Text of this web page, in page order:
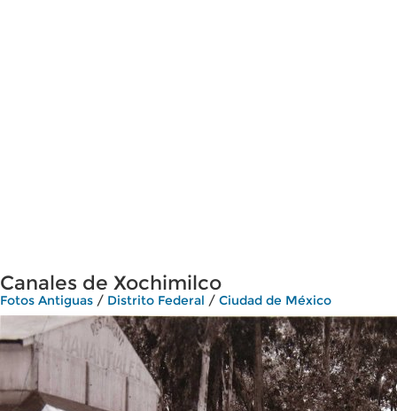
Canales de Xochimilco
Fotos Antiguas / Distrito Federal / Ciudad de México